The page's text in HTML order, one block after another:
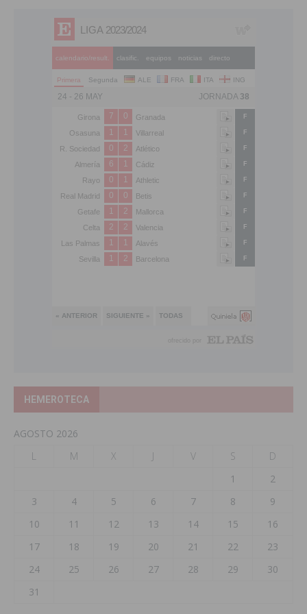
HEMEROTECA
AGOSTO 2026
L
M X J V S
D
1
2
3
4 5 6 7 8
9
10
11 12 13 14 15
16
17
18 19 20 21 22
23
24
25 26 27 28 29
30
31